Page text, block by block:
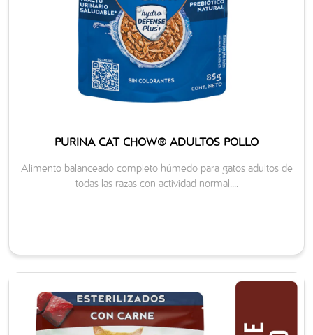
PURINA CAT CHOW® ADULTOS POLLO
Alimento balanceado completo húmedo para gatos adultos de
todas las razas con actividad normal....